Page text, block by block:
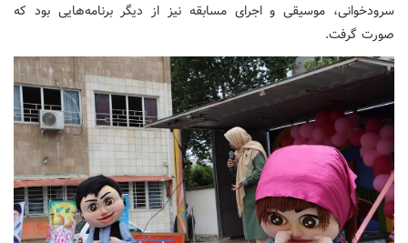
سرودخوانی، موسیقی و اجرای مسابقه نیز از دیگر برنامه‌هایی بود که
صورت گرفت.